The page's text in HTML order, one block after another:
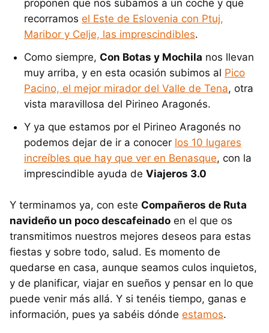
proponen que nos subamos a un coche y que
recorramos el Este de Eslovenia con Ptuj,
Maribor y Celje, las imprescindibles.
Como siempre, Con Botas y Mochila nos llevan
muy arriba, y en esta ocasión subimos al Pico
Pacino, el mejor mirador del Valle de Tena, otra
vista maravillosa del Pirineo Aragonés.
Y ya que estamos por el Pirineo Aragonés no
podemos dejar de ir a conocer los 10 lugares
increíbles que hay que ver en Benasque, con la
imprescindible ayuda de Viajeros 3.0
Y terminamos ya, con este Compañeros de Ruta
navideño un poco descafeinado en el que os
transmitimos nuestros mejores deseos para estas
fiestas y sobre todo, salud. Es momento de
quedarse en casa, aunque seamos culos inquietos,
y de planificar, viajar en sueños y pensar en lo que
puede venir más allá. Y si tenéis tiempo, ganas e
información, pues ya sabéis dónde estamos.